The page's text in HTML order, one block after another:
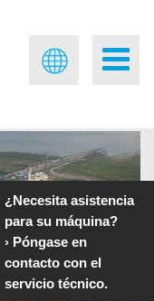
¿Necesita asistencia
para su máquina?
› Póngase en
contacto con el
servicio técnico.